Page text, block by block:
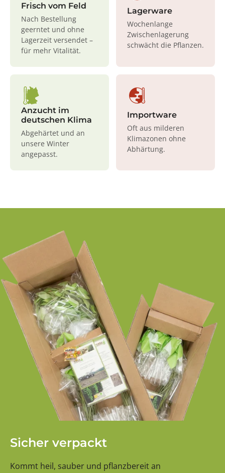
Frisch vom Feld
Nach Bestellung
geerntet und ohne
Lagerzeit versendet –
für mehr Vitalität.
Lagerware
Wochenlange
Zwischenlagerung
schwächt die Pflanzen.
Anzucht im
deutschen Klima
Abgehärtet und an
unsere Winter
angepasst.
Importware
Oft aus milderen
Klimazonen ohne
Abhärtung.
Sicher verpackt
Kommt heil, sauber und pflanzbereit an